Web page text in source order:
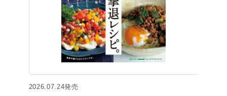
2026.07.24発売